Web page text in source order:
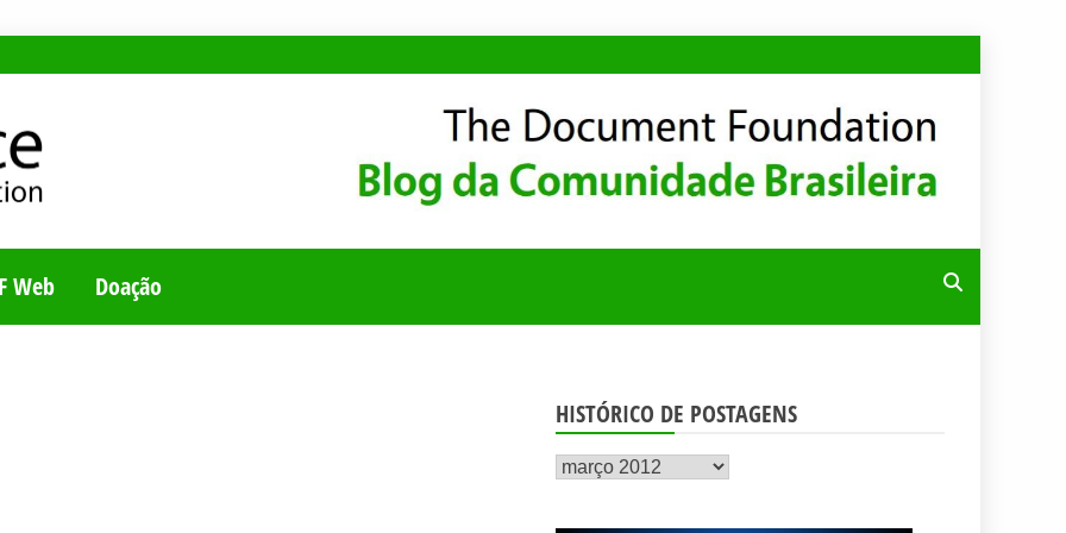
BRASILEIRA
Web Doação
HISTÓRICO DE POSTAGENS
Histórico
postagens